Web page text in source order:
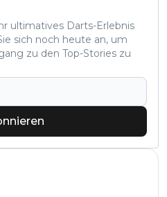
ultimatives Darts-Erlebnis
sich noch heute an, um
zu den Top-Stories zu